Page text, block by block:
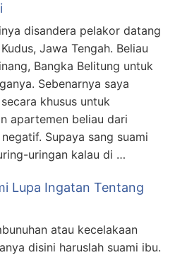
disandera pelakor datang
Jawa Tengah. Beliau
Bangka Belitung untuk
Sebenarnya saya
khusus untuk
apartemen beliau dari
Supaya sang suami
uringan kalau di …
Lupa Ingatan Tentang
atau kecelakaan
disini haruslah suami ibu.